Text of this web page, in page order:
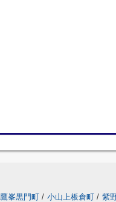
鷹峯黒門町 / 小山上板倉町 / 紫